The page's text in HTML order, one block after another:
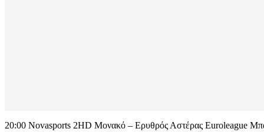
20:00 Novasports 2HD Μονακό – Ερυθρός Αστέρας Euroleague